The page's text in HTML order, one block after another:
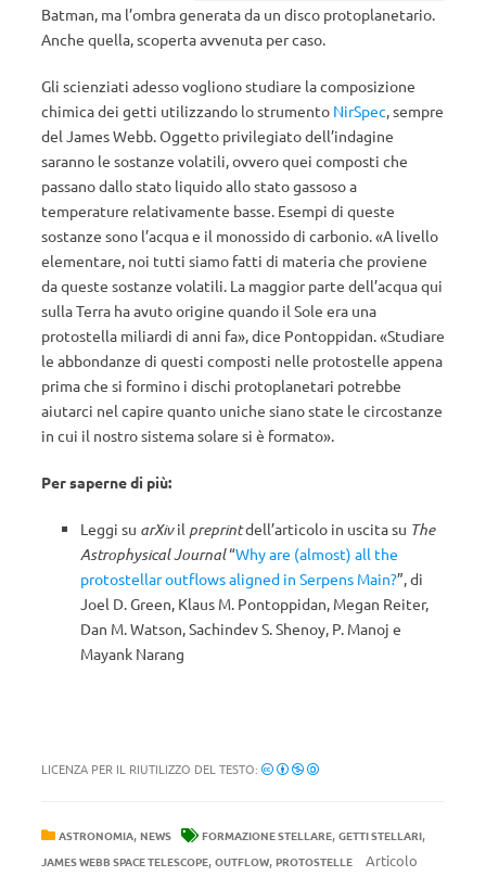
Batman, ma l’ombra generata da un disco protoplanetario.
Anche quella, scoperta avvenuta per caso.
Gli scienziati adesso vogliono studiare la composizione
chimica dei getti utilizzando lo strumento NirSpec , sempre
del James Webb. Oggetto privilegiato dell’indagine
saranno le sostanze volatili, ovvero quei composti che
passano dallo stato liquido allo stato gassoso a
temperature relativamente basse. Esempi di queste
sostanze sono l’acqua e il monossido di carbonio. «A livello
elementare, noi tutti siamo fatti di materia che proviene
da queste sostanze volatili. La maggior parte dell’acqua qui
sulla Terra ha avuto origine quando il Sole era una
protostella miliardi di anni fa», dice Pontoppidan. «Studiare
le abbondanze di questi composti nelle protostelle appena
prima che si formino i dischi protoplanetari potrebbe
aiutarci nel capire quanto uniche siano state le circostanze
in cui il nostro sistema solare si è formato».
Per saperne di più:
Leggi su arXivil preprintdell’articolo in uscita su The
Astrophysical Journal“Why are (almost) all the
protostellar outflows aligned in Serpens Main?”, di
Joel D. Green, Klaus M. Pontoppidan, Megan Reiter,
Dan M. Watson, Sachindev S. Shenoy, P. Manoj e
Mayank Narang
LICENZA PER IL RIUTILIZZO DEL TESTO:
ASTRONOMIA, NEWS FORMAZIONE STELLARE, GETTI STELLARI,
JAMES WEBB SPACE TELESCOPE, OUTFLOW, PROTOSTELLE Articolo